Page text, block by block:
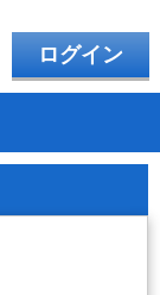
ログイン